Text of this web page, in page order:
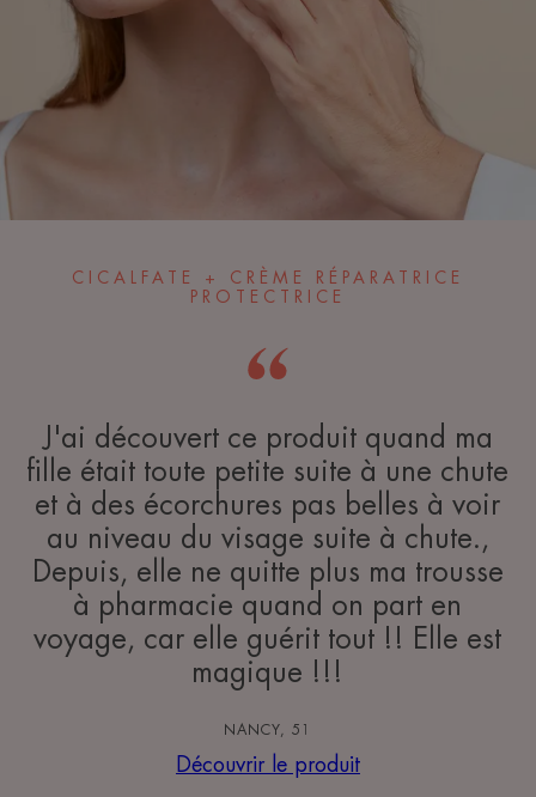
CICALFATE + CRÈME RÉPARATRICE
PROTECTRICE
J'ai découvert ce produit quand ma
fille était toute petite suite à une chute
et à des écorchures pas belles à voir
au niveau du visage suite à chute.,
Depuis, elle ne quitte plus ma trousse
à pharmacie quand on part en
voyage, car elle guérit tout !! Elle est
magique !!!
NANCY, 51
Découvrir le produit